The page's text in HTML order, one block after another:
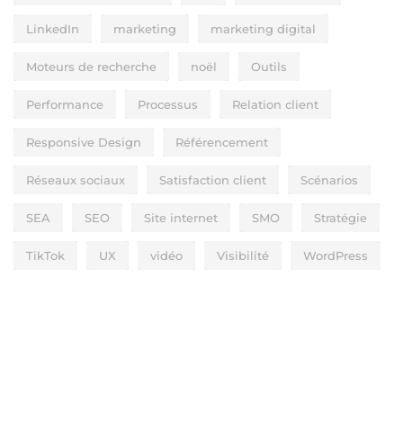
LinkedIn marketing marketing digital
Moteurs de recherche noël Outils
Performance Processus Relation client
Responsive Design Référencement
Réseaux sociaux Satisfaction client Scénarios
SEA SEO Site internet SMO Stratégie
TikTok UX vidéo Visibilité WordPress